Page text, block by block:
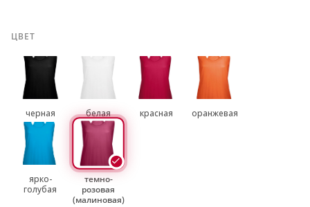
ЦВЕТ
черная белая красная оранжевая
ярко-
голубая
темно-
розовая
(малиновая)